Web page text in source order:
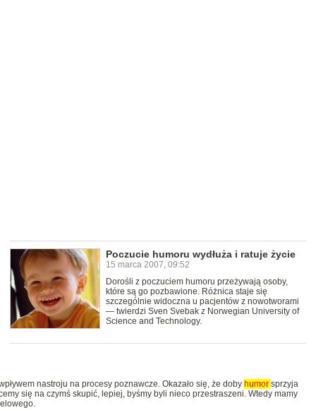
Poczucie humoru wydłuża i ratuje życie
15 marca 2007, 09:52
Dorośli z poczuciem humoru przeżywają osoby,
które są go pozbawione. Różnica staje się
szczególnie widoczna u pacjentów z nowotworami
— twierdzi Sven Svebak z Norwegian University of
Science and Technology.
nastroju na procesy poznawcze. Okazało się, że doby humor sprzyja
się na czymś skupić, lepiej, byśmy byli nieco przestraszeni. Wtedy mamy